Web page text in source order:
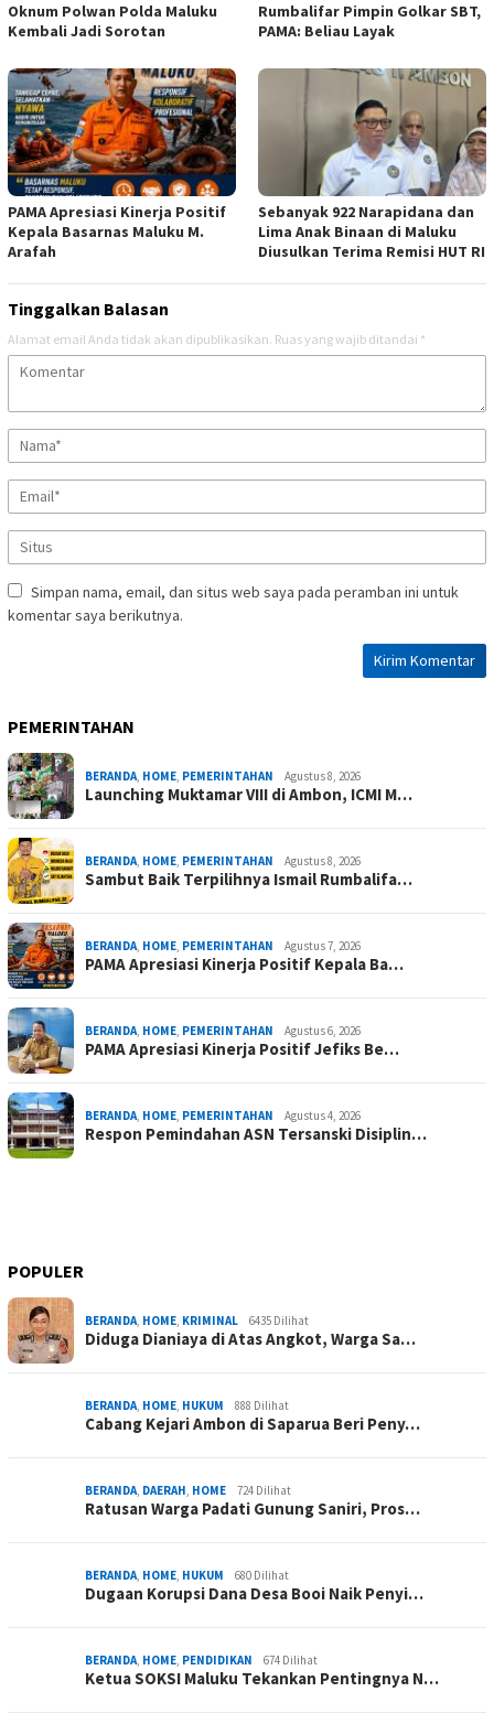
Oknum Polwan Polda Maluku
Kembali Jadi Sorotan
Rumbalifar Pimpin Golkar SBT,
PAMA: Beliau Layak
PAMA Apresiasi Kinerja Positif
Kepala Basarnas Maluku M.
Arafah
Sebanyak 922 Narapidana dan
Lima Anak Binaan di Maluku
Diusulkan Terima Remisi HUT RI
Tinggalkan Balasan
Alamat email Anda tidak akan dipublikasikan. Ruas yang wajib ditandai *
Simpan nama, email, dan situs web saya pada peramban ini untuk
komentar saya berikutnya.
PEMERINTAHAN
BERANDA, HOME, PEMERINTAHAN Agustus 8, 2026
Launching Muktamar VIII di Ambon, ICMI M…
BERANDA, HOME, PEMERINTAHAN Agustus 8, 2026
Sambut Baik Terpilihnya Ismail Rumbalifa…
BERANDA, HOME, PEMERINTAHAN Agustus 7, 2026
PAMA Apresiasi Kinerja Positif Kepala Ba…
BERANDA, HOME, PEMERINTAHAN Agustus 6, 2026
PAMA Apresiasi Kinerja Positif Jefiks Be…
BERANDA, HOME, PEMERINTAHAN Agustus 4, 2026
Respon Pemindahan ASN Tersanski Disiplin…
POPULER
BERANDA, HOME, KRIMINAL 6435 Dilihat
Diduga Dianiaya di Atas Angkot, Warga Sa…
BERANDA, HOME, HUKUM 888 Dilihat
Cabang Kejari Ambon di Saparua Beri Peny…
BERANDA, DAERAH, HOME 724 Dilihat
Ratusan Warga Padati Gunung Saniri, Pros…
BERANDA, HOME, HUKUM 680 Dilihat
Dugaan Korupsi Dana Desa Booi Naik Penyi…
BERANDA, HOME, PENDIDIKAN 674 Dilihat
Ketua SOKSI Maluku Tekankan Pentingnya N…